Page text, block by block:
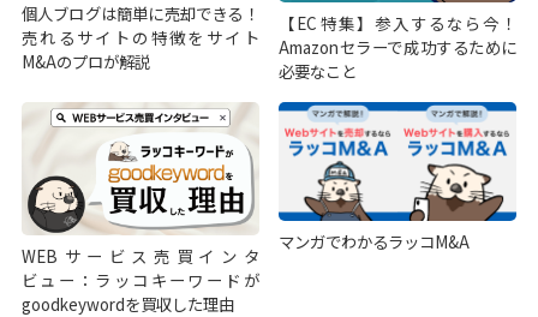
個人ブログは簡単に売却できる！
売れるサイトの特徴をサイト
M&Aのプロが解説
【EC特集】参入するなら今！
Amazonセラーで成功するために
必要なこと
WEBサービス売買インタ
ビュー：ラッコキーワードが
goodkeywordを買収した理由
マンガでわかるラッコM&A